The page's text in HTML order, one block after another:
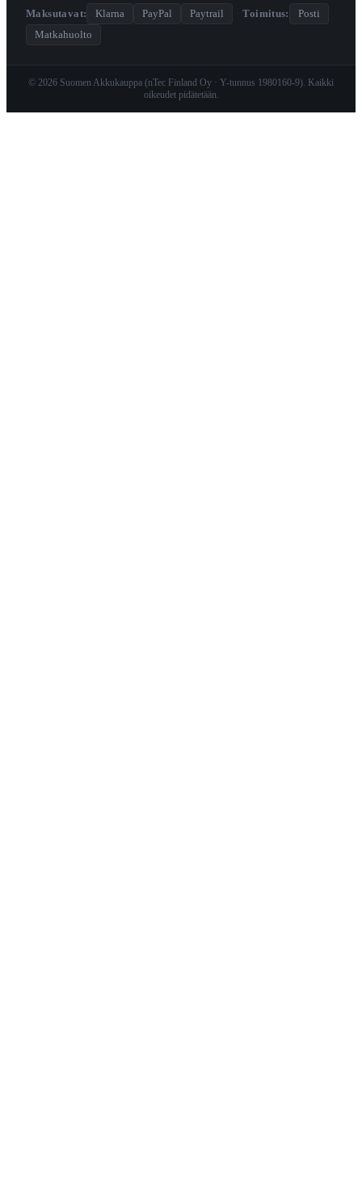
Maksutavat: Klarna PayPal Paytrail · Toimitus:
Posti
Matkahuolto
© 2026 Suomen Akkukauppa (nTec Finland Oy · Y-tunnus 1980160-9). Kaikki
oikeudet pidätetään.